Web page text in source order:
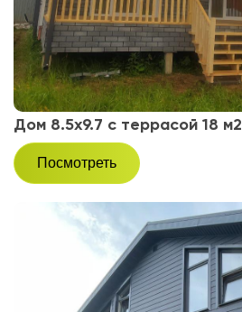
Дом 8.5х9.7 с террасой 18 м2
Посмотреть